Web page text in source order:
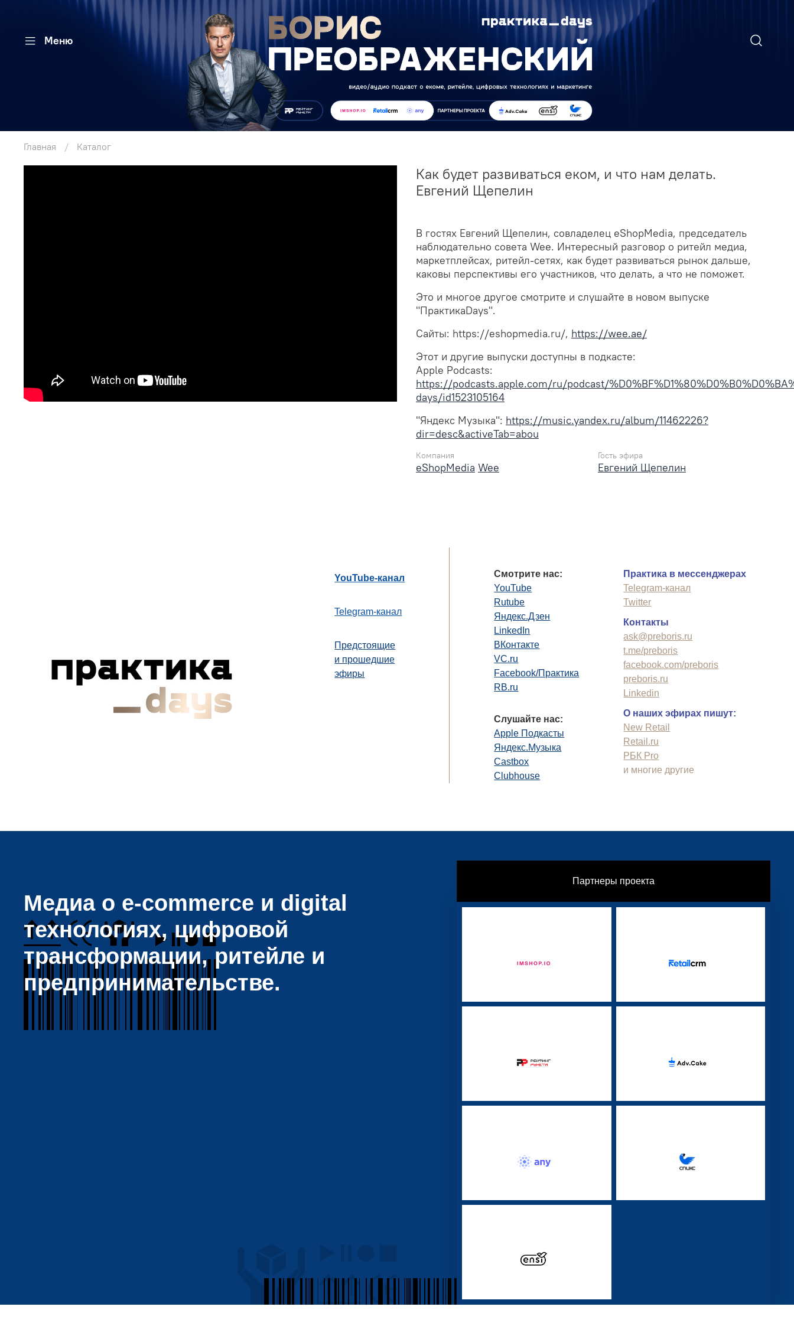
Меню
Главная Каталог
Как будет развиваться еком, и что нам делать.
Евгений Щепелин
В гостях Евгений Щепелин, совладелец eShopMedia, председатель
наблюдательно совета Wee. Интересный разговор о ритейл медиа,
маркетплейсах, ритейл-сетях, как будет развиваться рынок дальше,
каковы перспективы его участников, что делать, а что не поможет.
Это и многое другое смотрите и слушайте в новом выпуске
"ПрактикаDays".
Сайты: https://eshopmedia.ru/, https://wee.ae/
Этот и другие выпуски доступны в подкасте:
Apple Podcasts:
https://podcasts.apple.com/ru/podcast/
days/id1523105164
"Яндекс Музыка": https://music.yandex.ru/album/11462226?
dir=desc&activeTab=abou
Компания
eShopMedia Wee
Гость эфира
Евгений Щепелин
YouTube-канал
Telegram-канал
Предстоящие
и прошедшие
эфиры
Смотрите нас:
YouTube
Rutube
Яндекс.Дзен
LinkedIn
ВКонтакте
VC.ru
Facebook/Практика
RB.ru
Слушайте нас:
Apple Подкасты
Яндекс.Музыка
Castbox
Clubhouse
Практика в мессенджерах
Telegram-канал
Twitter
Контакты
ask@preboris.ru
t.me/preboris
facebook.com/preboris
preboris.ru
Linkedin
О наших эфирах пишут:
New Retail
Retail.ru
РБК Pro
и многие другие
Партнеры проекта
Медиа о e-commerce и digital
технологиях, цифровой
трансформации, ритейле и
предпринимательстве.